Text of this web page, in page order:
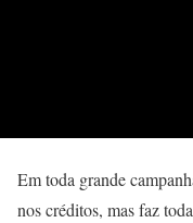
Em toda grande
nos créditos, mas faz